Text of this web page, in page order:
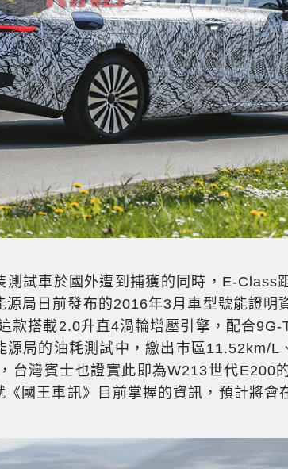
試車於國外遭到捕獲的同時，E-Class
源局日前發布的2016年3月車型號能證明
款搭載2.0升直4渦輪增壓引擎，配合
源局的油耗測試中，繳出市區11.52km/L
台灣賓士也證實此即為W213世代E200
國王車訊》目前掌握的資訊，預計將會